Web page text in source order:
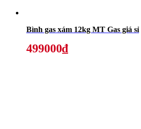
Bình gas xám 12kg MT Gas giá sỉ
499000₫